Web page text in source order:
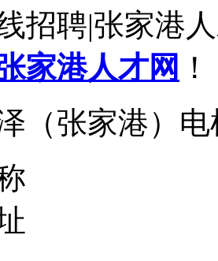
招聘|张家港
家港人才网 ！
（张家港）